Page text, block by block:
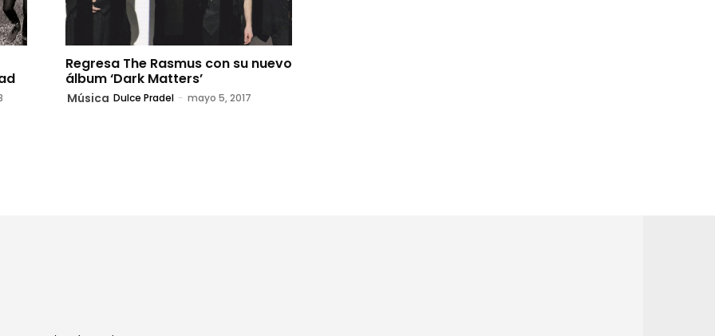
Regresa The Rasmus con su nuevo
álbum ‘Dark Matters’
Música Dulce Pradel - mayo 5, 2017